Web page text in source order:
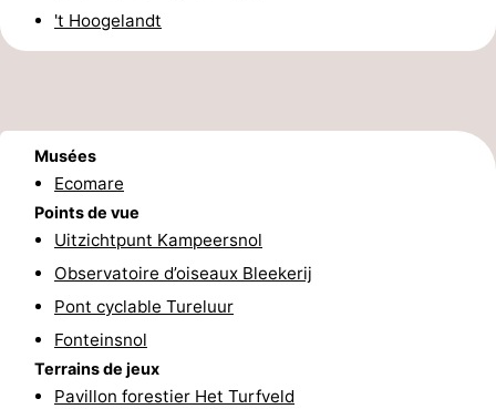
Voir
faire
d'intérêt
-
Musées
Monuments
Églises
Moulins
Points
Attractions
't Hoogelandt
Musées
Ecomare
Points de vue
Uitzichtpunt Kampeersnol
Observatoire d’oiseaux Bleekerij
Pont cyclable Tureluur
Fonteinsnol
Terrains de jeux
Pavillon forestier Het Turfveld